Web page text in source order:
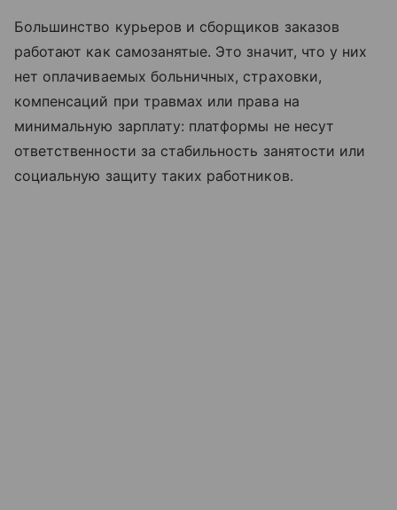
Большинство курьеров и сборщиков заказов
работают как самозанятые. Это значит, что у них
нет оплачиваемых больничных, страховки,
компенсаций при травмах или права на
минимальную зарплату: платформы не несут
ответственности за стабильность занятости или
социальную защиту таких работников.